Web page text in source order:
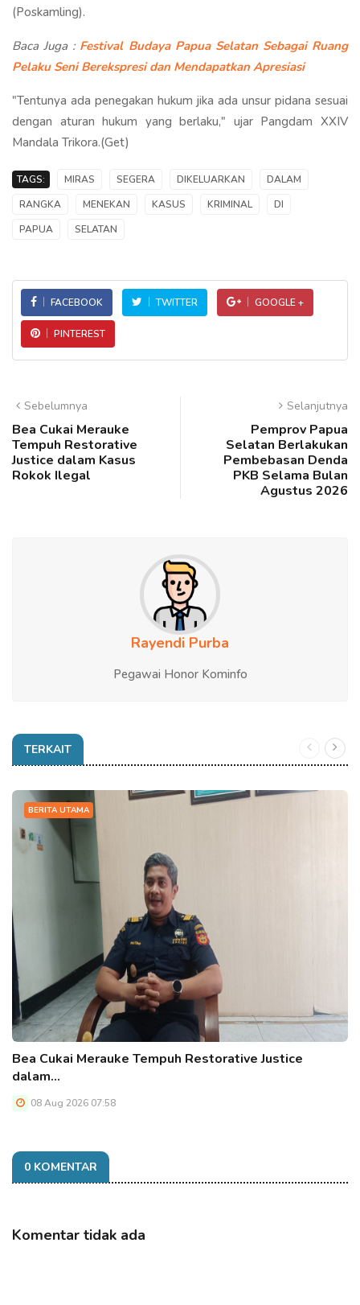
(Poskamling).
Baca Juga : Festival Budaya Papua Selatan Sebagai Ruang
Pelaku Seni Berekspresi dan Mendapatkan Apresiasi
"Tentunya ada penegakan hukum jika ada unsur pidana sesuai
dengan aturan hukum yang berlaku," ujar Pangdam XXIV
Mandala Trikora.(Get)
TAGS: MIRAS SEGERA DIKELUARKAN
DALAM
RANGKA
MENEKAN KASUS KRIMINAL
DI
PAPUA
SELATAN
FACEBOOK TWITTER GOOGLE +
PINTEREST
Sebelumnya
Bea Cukai Merauke
Tempuh Restorative
Justice dalam Kasus
Rokok Ilegal
Selanjutnya
Pemprov Papua
Selatan Berlakukan
Pembebasan Denda
PKB Selama Bulan
Agustus 2026
Rayendi Purba
Pegawai Honor Kominfo
TERKAIT
BERITA UTAMA
Bea Cukai Merauke Tempuh Restorative Justice
dalam…
08 Aug 2026 07:58
0 KOMENTAR
Komentar tidak ada